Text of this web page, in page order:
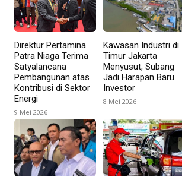
Direktur Pertamina
Patra Niaga Terima
Satyalancana
Pembangunan atas
Kontribusi di Sektor
Energi
9 Mei 2026
Kawasan Industri di
Timur Jakarta
Menyusut, Subang
Jadi Harapan Baru
Investor
8 Mei 2026